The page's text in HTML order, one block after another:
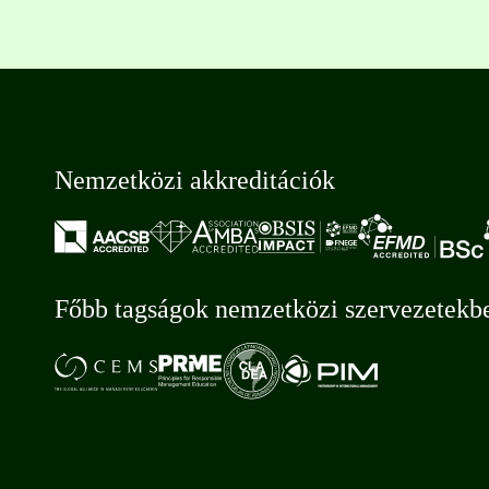
Nemzetközi akkreditációk
Főbb tagságok nemzetközi